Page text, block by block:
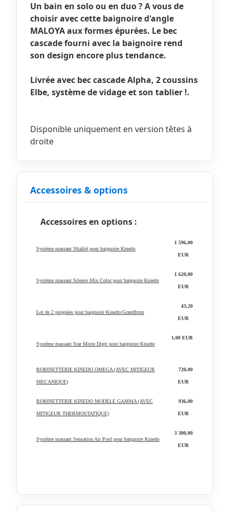
Un bain en solo ou en duo ? A vous de
choisir avec cette baignoire d'angle
MALOYA aux formes épurées. Le bec
cascade fourni avec la baignoire rend
son design encore plus tendance.
Livrée avec bec cascade Alpha, 2 coussins
Elbe, système de vidage et son tablier !.
Disponible uniquement en version têtes à
droite
Accessoires & options
Accessoires en options :
Système massant Vitalité pour baignoire Kinedo
1 596,00
EUR
Système massant Silence Mix Color pour baignoire Kinedo
1 620,00
EUR
Lot de 2 poignées pour baignoire Kinedo/Grandform
43,20
EUR
Système massant Star Mixte Digit pour baignoire Kinedo
1,00 EUR
ROBINETTERIE KINEDO OMEGA (AVEC MITIGEUR
MECANIQUE)
720,00
EUR
ROBINETTERIE KINEDO MODELE GAMMA (AVEC
MITIGEUR THERMOSTATIQUE)
936,00
EUR
Système massant Sensation Air Pool pour baignoire Kinedo
3 300,00
EUR